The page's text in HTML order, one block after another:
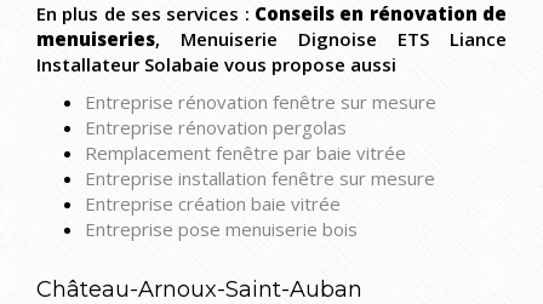
En plus de ses services : Conseils en rénovation de
menuiseries, Menuiserie Dignoise ETS Liance
Installateur Solabaie vous propose aussi
Entreprise rénovation fenêtre sur mesure
Entreprise rénovation pergolas
Remplacement fenêtre par baie vitrée
Entreprise installation fenêtre sur mesure
Entreprise création baie vitrée
Entreprise pose menuiserie bois
Château-Arnoux-Saint-Auban